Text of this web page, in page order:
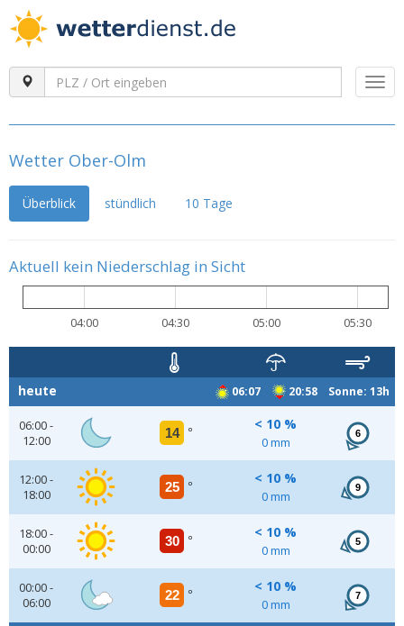
Wetter Ober-Olm
Überblick stündlich 10 Tage
Aktuell kein Niederschlag in Sicht
04:00 04:30 05:00 05:30
06:07 20:58 Sonne: 13h
heute
06:00 -
12:00
14 °
< 10 %
0 mm
6
12:00 -
18:00
25 °
< 10 %
0 mm
9
18:00 -
00:00
30 °
< 10 %
0 mm
5
00:00 -
06:00
22 °
< 10 %
0 mm
7